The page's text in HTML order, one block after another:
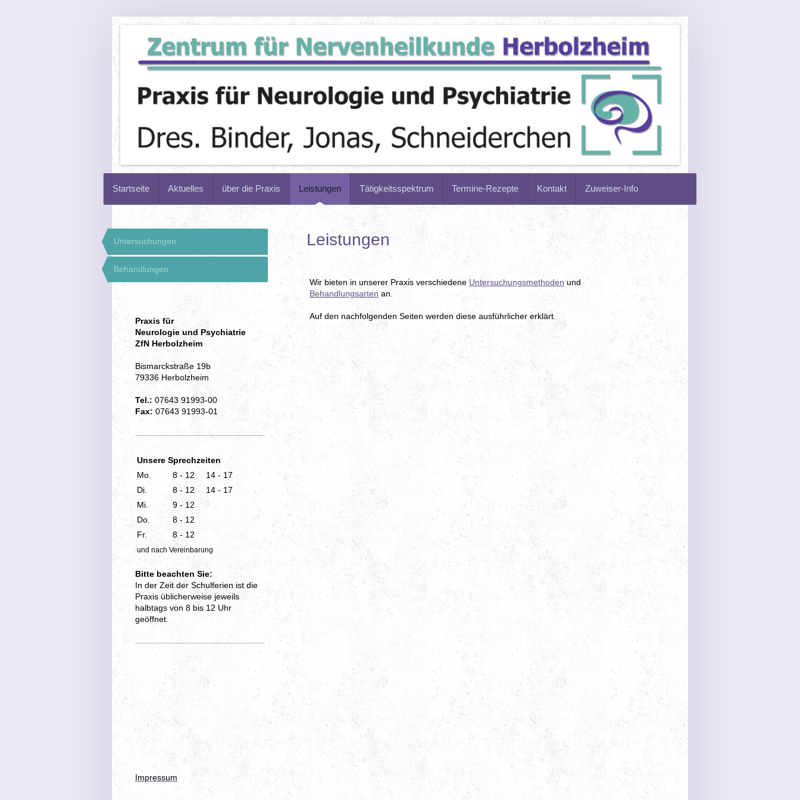
Startseite Aktuelles über die Praxis Leistungen Tätigkeitsspektrum Termine-Rezepte Kontakt Zuweiser-Info
Leistungen
Wir bieten in unserer Praxis verschiedene Untersuchungsmethoden und
Behandlungsarten an.
Auf den nachfolgenden Seiten werden diese ausführlicher erklärt.
Untersuchungen
Behandlungen
Praxis für
Neurologie und Psychiatrie
ZfN Herbolzheim
Bismarckstraße 19b
79336 Herbolzheim
Tel.: 07643 91993-00
Fax: 07643 91993-01
Unsere Sprechzeiten
Mo.
8 - 12
14 - 17
Di.
8 - 12
14 - 17
Mi.
9 - 12
Do.
8 - 12
Fr.
8 - 12
und nach Vereinbarung
Bitte beachten Sie:
In der Zeit der Schulferien ist die
Praxis üblicherweise jeweils
halbtags von 8 bis 12 Uhr
geöffnet.
Impressum